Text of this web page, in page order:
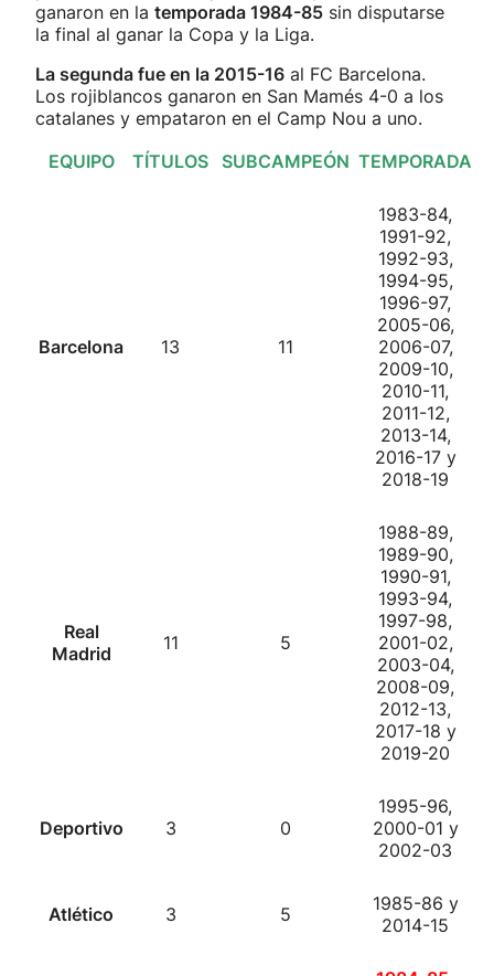
ganaron en la temporada 1984-85 sin disputarse
la final al ganar la Copa y la Liga.
La segunda fue en la 2015-16 al FC Barcelona.
Los rojiblancos ganaron en San Mamés 4-0 a los
catalanes y empataron en el Camp Nou a uno.
EQUIPO
TÍTULOS SUBCAMPEÓN TEMPORADA
Barcelona 13 11
1983-84,
1991-92,
1992-93,
1994-95,
1996-97,
2005-06,
2006-07,
2009-10,
2010-11,
2011-12,
2013-14,
2016-17 y
2018-19
Real
Madrid
11 5
1988-89,
1989-90,
1990-91,
1993-94,
1997-98,
2001-02,
2003-04,
2008-09,
2012-13,
2017-18 y
2019-20
Deportivo 3 0
1995-96,
2000-01 y
2002-03
Atlético 3 5
1985-86 y
2014-15